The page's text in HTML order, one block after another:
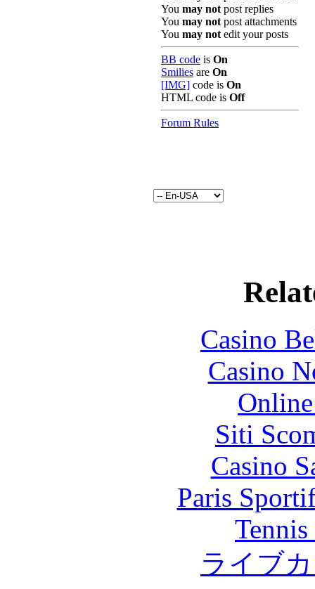
You may not post replies
You may not post attachments
You may not edit your posts
BB code is On
Smilies are On
[IMG] code is On
HTML code is Off
Forum Rules
Casino
Casino
Siti
Casino
Paris
ライブ